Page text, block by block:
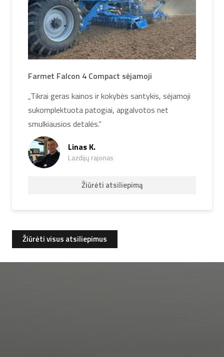
Farmet Falcon 4 Compact sėjamoji
„Tikrai geras kainos ir kokybės santykis, sėjamoji
sukomplektuota patogiai, apgalvotos net
smulkiausios detalės.“
Linas K.
Lazdijų rajonas
Žiūrėti atsiliepimą
Žiūrėti visus atsiliepimus